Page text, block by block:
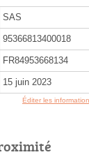
SAS
95366813400018
FR84953668134
15 juin 2023
Éditer les